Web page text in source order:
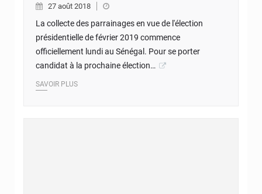
27 août 2018
La collecte des parrainages en vue de l'élection
présidentielle de février 2019 commence
officiellement lundi au Sénégal. Pour se porter
candidat à la prochaine élection…
SAVOIR PLUS